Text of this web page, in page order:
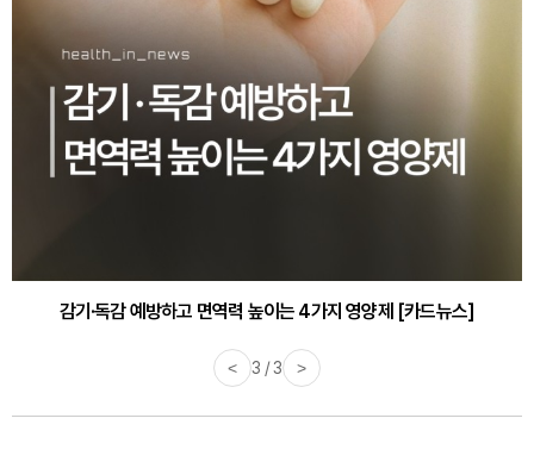
감기·독감 예방하고 면역력 높이는 4가지 영양제 [카드뉴스]
< 3 / 3 >